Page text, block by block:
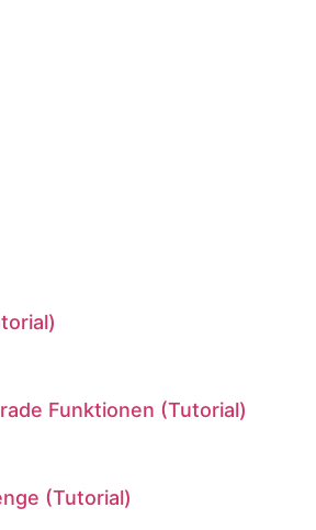
Funktionen (Tutorial)
(Tutorial)